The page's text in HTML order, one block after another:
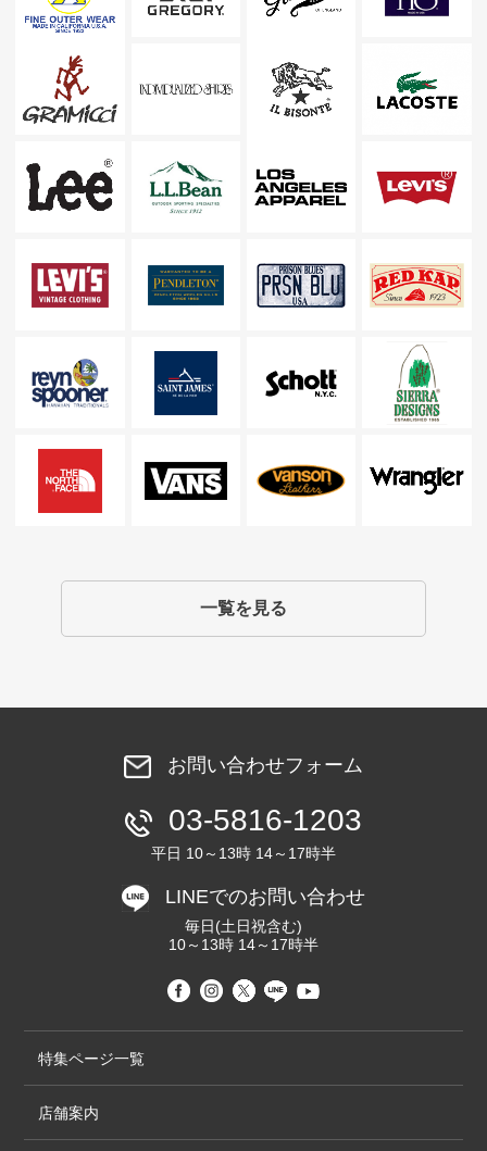
一覧を見る
お問い合わせフォーム
03-5816-1203
平日 10～13時 14～17時半
LINEでのお問い合わせ
毎日(土日祝含む)
10～13時 14～17時半
特集ページ一覧
店舗案内